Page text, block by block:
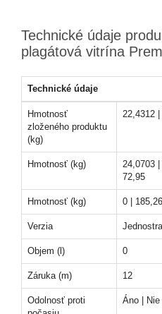
Technické údaje
plagátová vitrína
Technické údaje
Hmotnosť
zloženého produktu
(kg)
22,4312
Hmotnosť (kg)
24,0703
72,95
Hmotnosť (kg) 0 |
Verzia
Objem (l) 0
Záruka (m) 12
Odolnosť proti
Áno | Nie